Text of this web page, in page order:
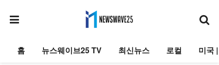
홈 뉴스웨이브25 TV 최신뉴스 로컬 미국